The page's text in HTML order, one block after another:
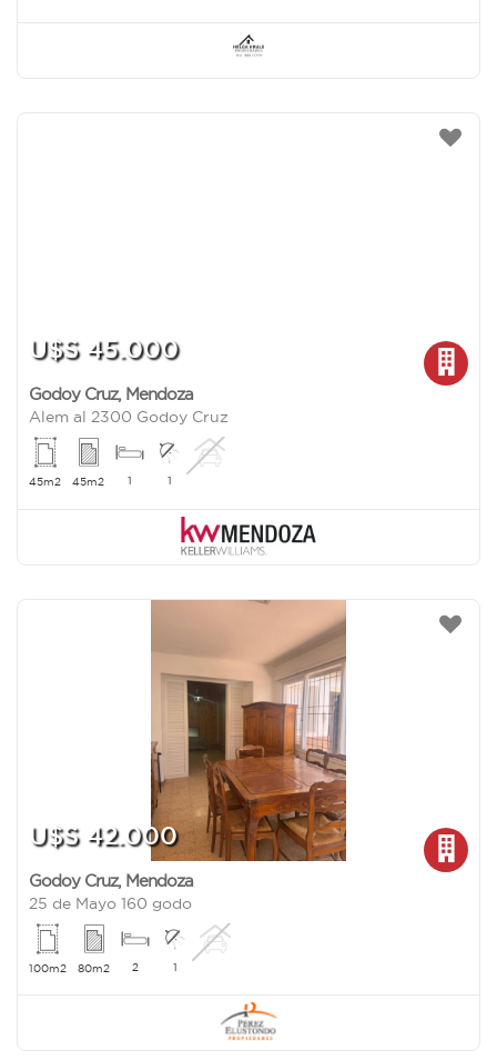
U$S 45.000
Godoy Cruz, Mendoza
Alem al 2300 Godoy Cruz
45m2 45m2 1 1
U$S 42.000
Godoy Cruz, Mendoza
25 de Mayo 160 godo
100m2 80m2 2 1